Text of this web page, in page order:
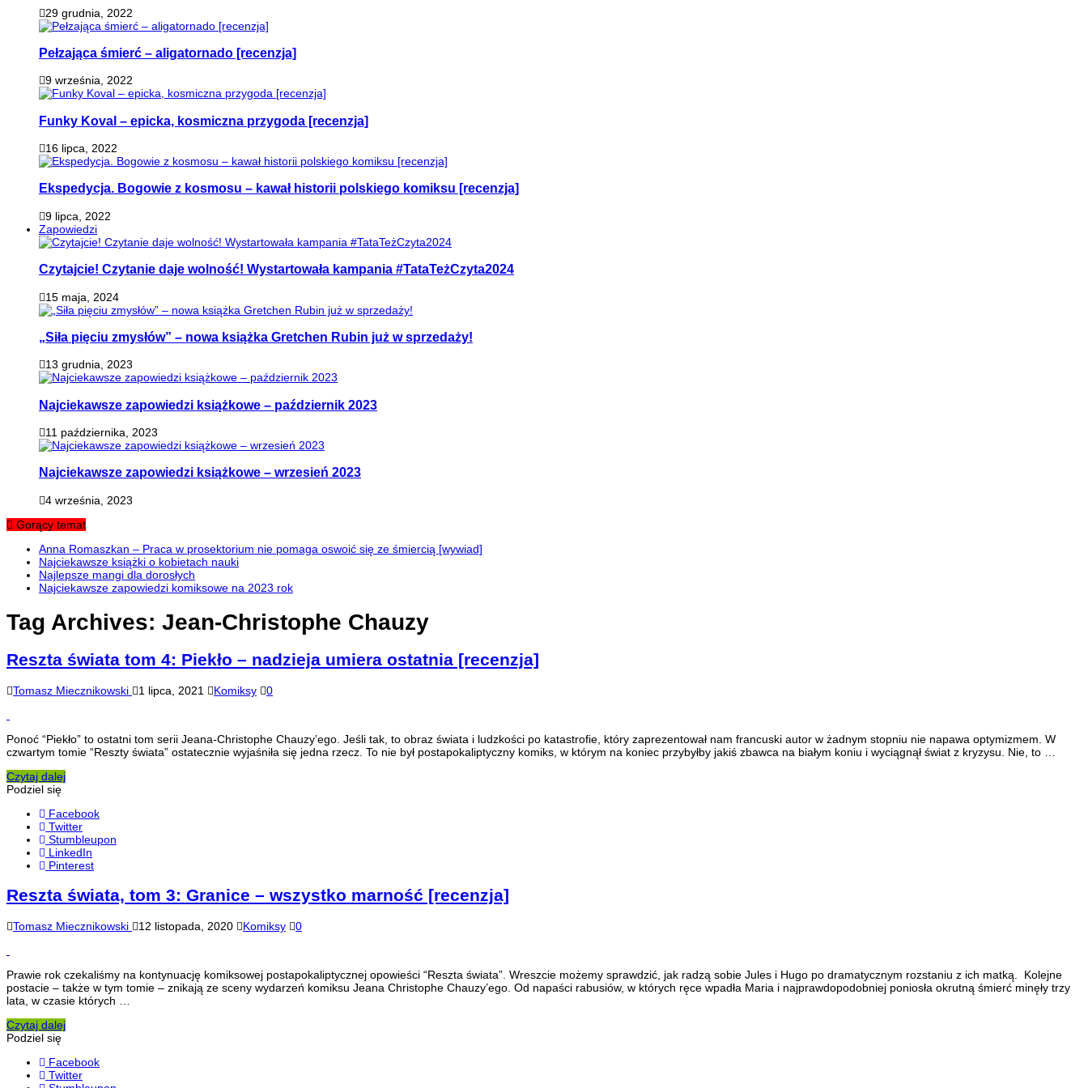
29 grudnia, 2022
Pełzająca śmierć – aligatornado [recenzja]
9 września, 2022
Funky Koval – epicka, kosmiczna przygoda [recenzja]
16 lipca, 2022
Ekspedycja. Bogowie z kosmosu – kawał historii polskiego komiksu [recenzja]
9 lipca, 2022
Zapowiedzi
Czytajcie! Czytanie daje wolność! Wystartowała kampania #TataTeżCzyta2024
15 maja, 2024
„Siła pięciu zmysłów” – nowa książka Gretchen Rubin już w sprzedaży!
13 grudnia, 2023
Najciekawsze zapowiedzi książkowe – październik 2023
11 października, 2023
Najciekawsze zapowiedzi książkowe – wrzesień 2023
4 września, 2023
Gorący temat
Anna Romaszkan – Praca w prosektorium nie pomaga oswoić się ze śmiercią [wywiad]
Najciekawsze książki o kobietach nauki
Najlepsze mangi dla dorosłych
Najciekawsze zapowiedzi komiksowe na 2023 rok
Tag Archives: Jean-Christophe Chauzy
Reszta świata tom 4: Piekło – nadzieja umiera ostatnia [recenzja]
Tomasz Miecznikowski 1 lipca, 2021 Komiksy 0
Ponoć “Piekło” to ostatni tom serii Jeana-Christophe Chauzy’ego. Jeśli tak, to obraz świata i ludzkości po katastrofie, który zaprezentował nam francuski autor w żadnym stopniu nie napawa optymizmem. W
czwartym tomie “Reszty świata” ostatecznie wyjaśniła się jedna rzecz. To nie był postapokaliptyczny komiks, w którym na koniec przybyłby jakiś zbawca na białym koniu i wyciągnął świat z kryzysu. Nie, to …
Czytaj dalej
Podziel się
Facebook
Twitter
Stumbleupon
LinkedIn
Pinterest
Reszta świata, tom 3: Granice – wszystko marność [recenzja]
Tomasz Miecznikowski 12 listopada, 2020 Komiksy 0
Prawie rok czekaliśmy na kontynuację komiksowej postapokaliptycznej opowieści “Reszta świata”. Wreszcie możemy sprawdzić, jak radzą sobie Jules i Hugo po dramatycznym rozstaniu z ich matką. Kolejne
postacie – także w tym tomie – znikają ze sceny wydarzeń komiksu Jeana Christophe Chauzy’ego. Od napaści rabusiów, w których ręce wpadła Maria i najprawdopodobniej poniosła okrutną śmierć minęły trzy
lata, w czasie których …
Czytaj dalej
Podziel się
Facebook
Twitter